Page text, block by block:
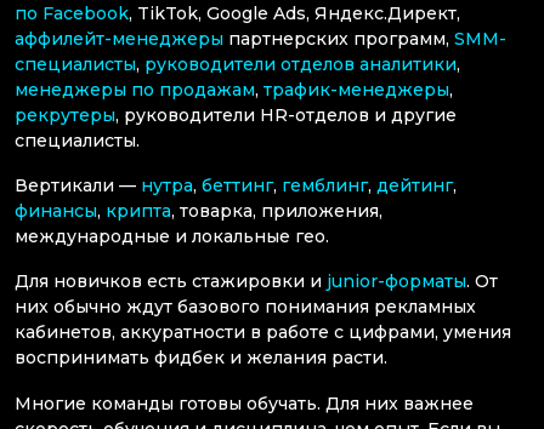
по Facebook, TikTok, Google Ads, Яндекс.Директ,
аффилейт-менеджеры партнерских программ, SMM-
специалисты, руководители отделов аналитики,
менеджеры по продажам, трафик-менеджеры,
рекрутеры, руководители HR-отделов и другие
специалисты.
Вертикали — нутра, беттинг, гемблинг, дейтинг,
финансы, крипта, товарка, приложения,
международные и локальные гео.
Для новичков есть стажировки и junior-форматы. От
них обычно ждут базового понимания рекламных
кабинетов, аккуратности в работе с цифрами, умения
воспринимать фидбек и желания расти.
Многие команды готовы обучать. Для них важнее